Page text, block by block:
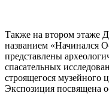
Также на втором этаже
названием «Начинался
представлены
спасательных
строящегося
Экспозиция посвящена